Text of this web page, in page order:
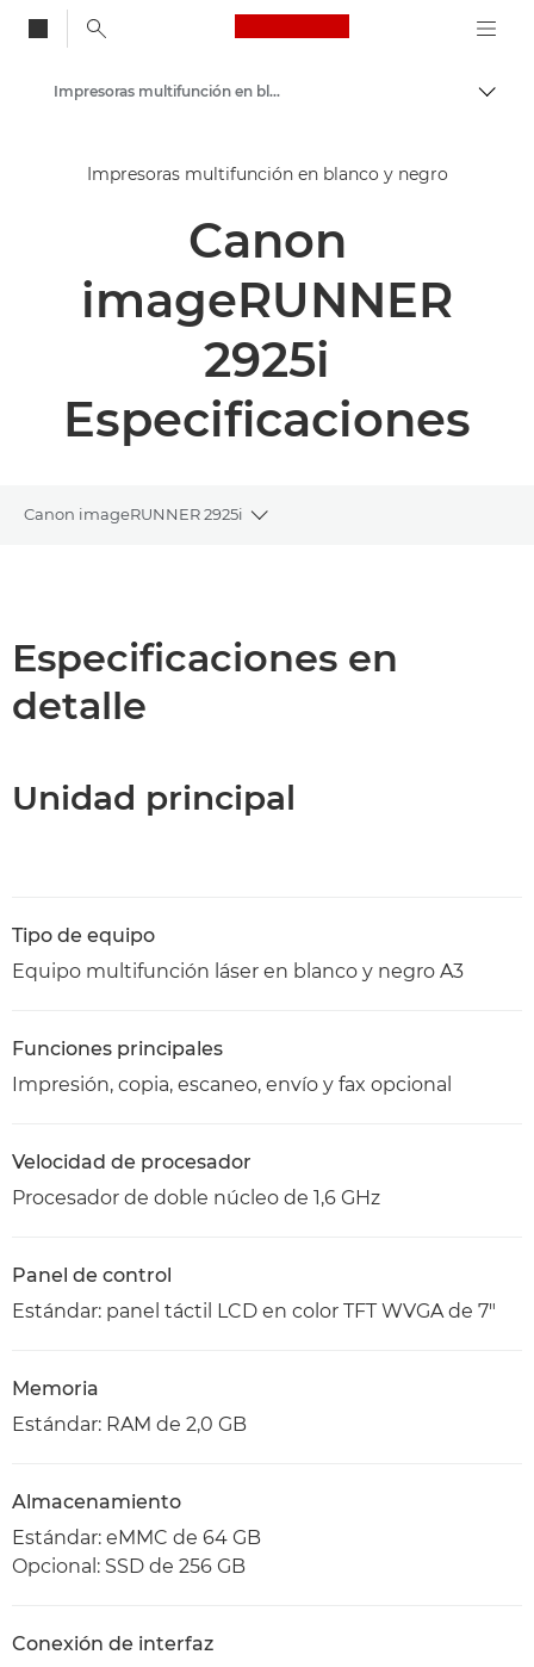
Canon Logo, back
Soluciones y servicios
Productos para empresa
Impresoras multifunción, impresoras todo en uno
Impresoras multifunción en blanco y negro
Impresoras multifunción en blanco y negro
Canon
imageRUNNER
2925i
Especificaciones
Canon imageRUNNER 2925i
Toggle breadcrumbs
Asistencia
Especificaciones en
detalle
Unidad principal
Tipo de equipo
Equipo multifunción láser en blanco y negro A3
Funciones principales
Impresión, copia, escaneo, envío y fax opcional
Velocidad de procesador
Procesador de doble núcleo de 1,6 GHz
Panel de control
Estándar: panel táctil LCD en color TFT WVGA de 7"
Memoria
Estándar: RAM de 2,0 GB
Almacenamiento
Estándar: eMMC de 64 GB
Opcional: SSD de 256 GB
Conexión de interfaz